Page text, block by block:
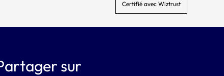
Certifié avec Wiztrust
sur